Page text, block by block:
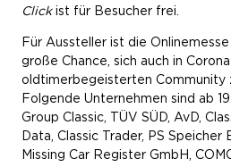
Clickist für Besucher frei.
Für Aussteller ist die Onlinemesse
große Chance, sich auch in
oldtimerbegeisterten Community
Folgende Unternehmen sind ab
Group Classic, TÜV SÜD, AvD,
Data, Classic Trader, PS Speicher
Missing Car Register GmbH,